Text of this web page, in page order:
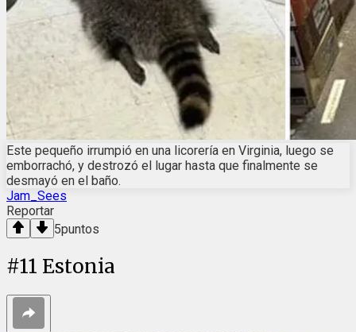
Este pequeño irrumpió en una licorería en Virginia, luego se
emborrachó, y destrozó el lugar hasta que finalmente se
desmayó en el baño.
Jam_Sees
Reportar
5puntos
#11 Estonia